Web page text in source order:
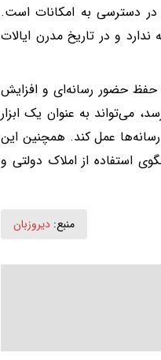
در دسترسی به امکانات است.
و در تاریخ مدرن ایالات
حفظ حضور رسانه‌ای و افزایش
می‌تواند به عنوان یک ابزار
عمل کند. همچنین این
استفاده از املاک دولتی و
منبع: دیروزبان